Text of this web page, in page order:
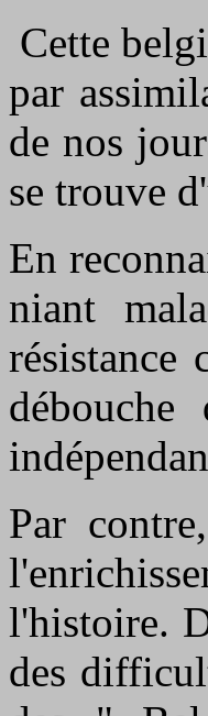
Cette
par
de nos
se trouve
En
niant
résistance
Par
l'histoire.
des